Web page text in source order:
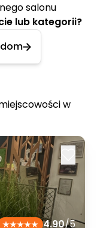
salonu
lub kategorii?
w
4.90/5